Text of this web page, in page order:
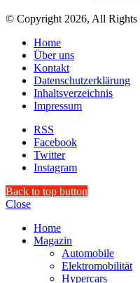
© Copyright 2026, All Rights
Home
Über uns
Kontakt
Datenschutzerklärung
Inhaltsverzeichnis
Impressum
RSS
Facebook
Twitter
Instagram
Back to top button
Close
Home
Magazin
Automobile
Elektromobilität
Hypercars